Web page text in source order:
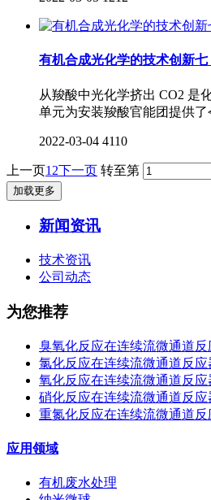
有机合成光化学的技术创新七
从羧酸中光化学挤出 CO2 是
单元为安装羧酸官能团提供了
2022-03-04 4110
上一页1 2下一页 转至第
加载更多
新闻资讯
技术资讯
公司动态
为您推荐
臭氧化反应在连续流微通道反
氯化反应在连续流微通道反应
氧化反应在连续流微通道反应
硝化反应在连续流微通道反应
重氮化反应在连续流微通道反
应用领域
有机废水处理